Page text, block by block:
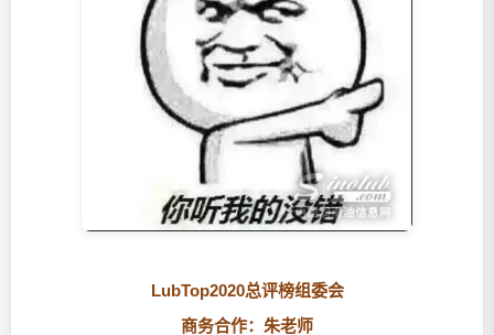
LubTop2020总评榜组委会
商务合作：朱老师